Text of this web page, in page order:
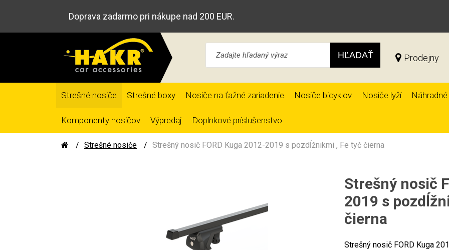
Doprava zadarmo pri nákupe nad 200 EUR.
HĽADAŤ Prodejny
Strešné nosiče Strešné boxy Nosiče na ťažné zariadenie Nosiče bicyklov Nosiče lyží
Komponenty nosičov Výpredaj Doplnkové príslušenstvo
Strešné nosiče Strešný nosič FORD Kuga 2012-2019 s pozdĺžnikmi , Fe tyč čierna
Strešný nosič
2019 s
čierna
Strešný nosič FORD Kuga